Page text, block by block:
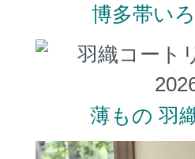
博多帯い
薄もの 羽